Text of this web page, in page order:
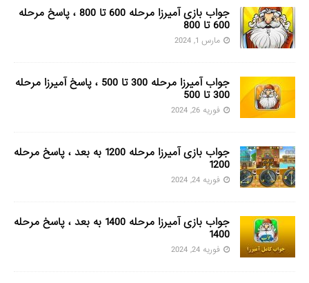
جواب بازی آمیرزا مرحله 600 تا 800 ، پاسخ مرحله
600 تا 800
مارس 1, 2024
جواب آمیرزا مرحله 300 تا 500 ، پاسخ آمیرزا مرحله
300 تا 500
فوریه 26, 2024
جواب بازی آمیرزا مرحله 1200 به بعد ، پاسخ مرحله
1200
فوریه 24, 2024
جواب بازی آمیرزا مرحله 1400 به بعد ، پاسخ مرحله
1400
فوریه 24, 2024